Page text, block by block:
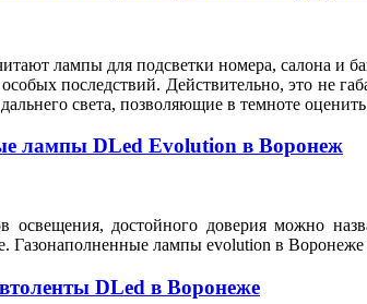
лампы для подсветки номера, салона и
последствий. Действительно, это не
света, позволяющие в темноте
лампы DLed Evolution в Воронеж
освещения, достойного доверия можно
Газонаполненные лампы evolution в
DLed в Воронеже